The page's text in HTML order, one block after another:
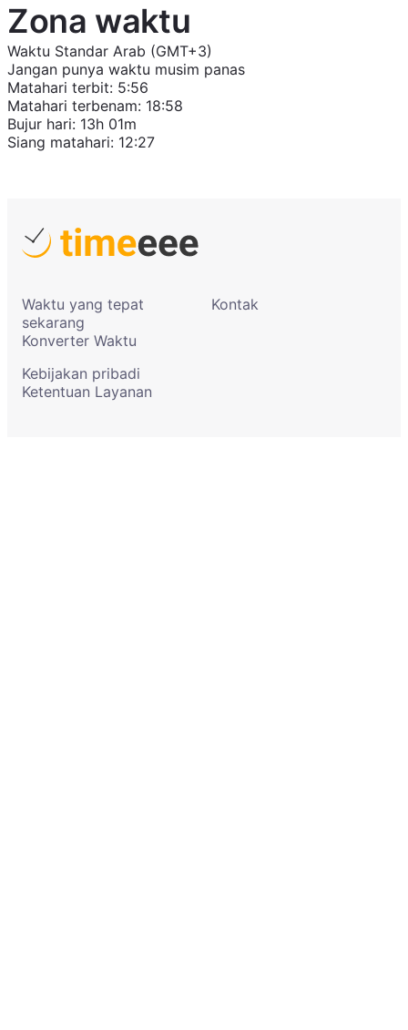
Zona waktu
Waktu Standar Arab (GMT+3)
Jangan punya waktu musim panas
Matahari terbit: 5:56
Matahari terbenam: 18:58
Bujur hari: 13h 01m
Siang matahari: 12:27
Waktu yang tepat
sekarang
Konverter Waktu
Kontak
Kebijakan pribadi
Ketentuan Layanan